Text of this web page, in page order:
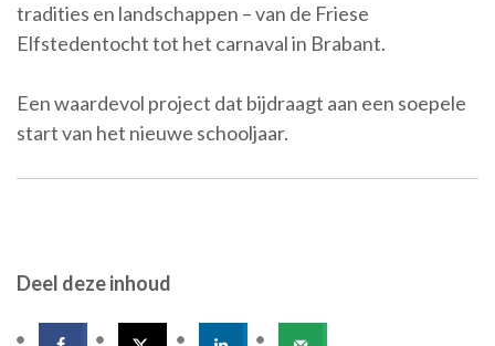
tradities en landschappen – van de Friese
Elfstedentocht tot het carnaval in Brabant.
Een waardevol project dat bijdraagt aan een soepele
start van het nieuwe schooljaar.
Deel deze inhoud